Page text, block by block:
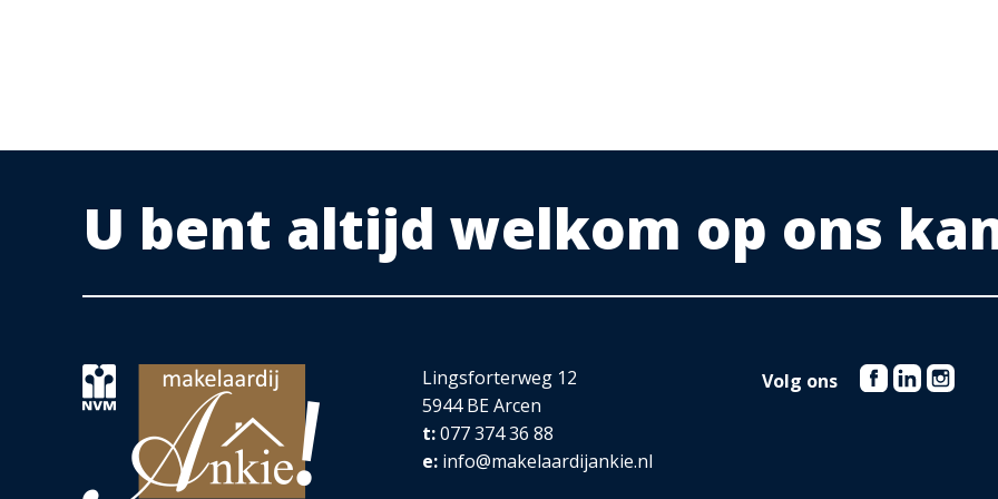
Op de vloer ligt een bamboe laminaat vloer.
De technische ruimtes bieden plaats aan de WTW-unit en de cv-ketel.
Het dakraam verzorgt het daglicht.
Tegelwerk is in lichte kleurstelling.
2e VERDIEPING
U bent altijd welkom op ons
Lingsforterweg 12
5944 BE Arcen
t:077 374 36 88
e: info@makelaardijankie.nl
Volg ons